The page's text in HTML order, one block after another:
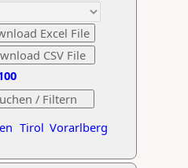
Tirol Vorarlberg